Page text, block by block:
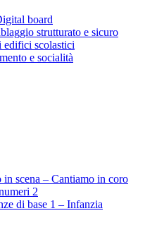
board
strutturato e sicuro
edifici scolastici
e socialità
in scena – Cantiamo in coro
2
di base 1 – Infanzia